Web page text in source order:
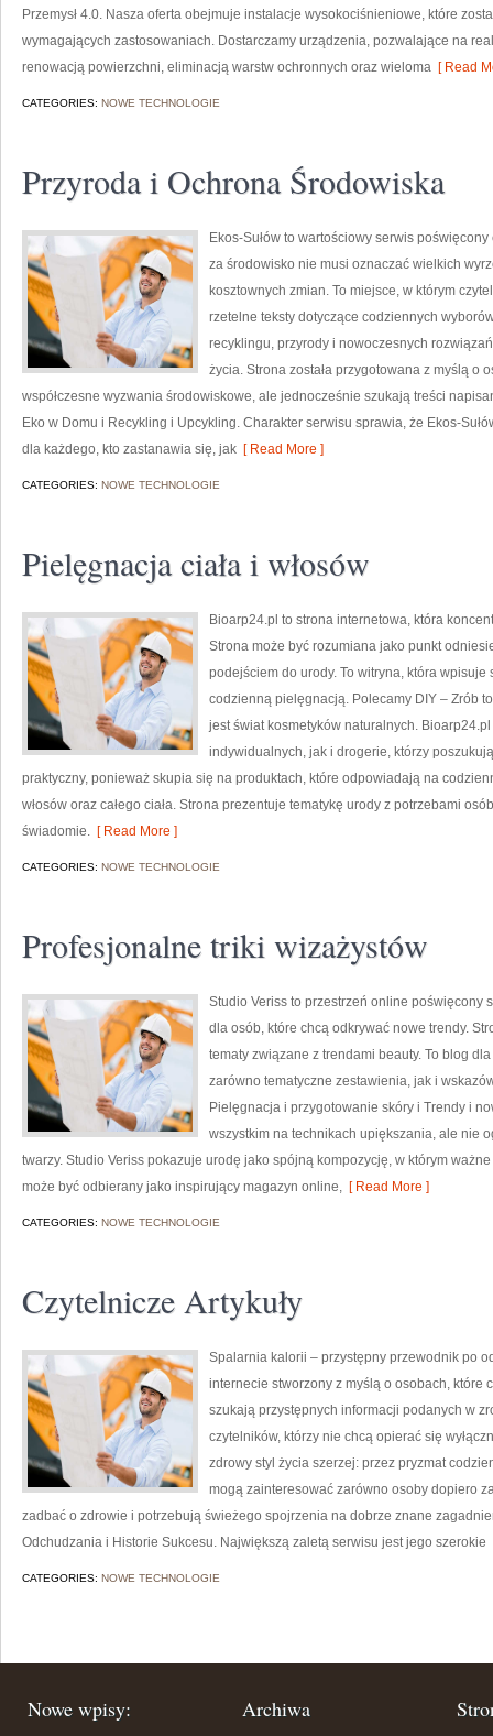
Przemysł 4.0. Nasza oferta obejmuje instalacje wysokociśnieniowe, które
wymagających zastosowaniach. Dostarczamy urządzenia, pozwalające na
renowacją powierzchni, eliminacją warstw ochronnych oraz wieloma [ Read
CATEGORIES: NOWE TECHNOLOGIE
Przyroda i Ochrona Środowiska
Ekos-Sułów to wartościowy serwis
za środowisko nie musi oznaczać wielkich
kosztownych zmian. To miejsce, w którym
rzetelne teksty dotyczące codziennych
recyklingu, przyrody i nowoczesnych
życia. Strona została przygotowana z myślą o
współczesne wyzwania środowiskowe, ale jednocześnie szukają treści
Eko w Domu i Recykling i Upcykling. Charakter serwisu sprawia, że Ekos-
dla każdego, kto zastanawia się, jak [ Read More ]
CATEGORIES: NOWE TECHNOLOGIE
Pielęgnacja ciała i włosów
Bioarp24.pl to strona internetowa, która
Strona może być rozumiana jako punkt
podejściem do urody. To witryna, która
codzienną pielęgnacją. Polecamy DIY – Zrób
jest świat kosmetyków naturalnych.
indywidualnych, jak i drogerie, którzy
praktyczny, ponieważ skupia się na produktach, które odpowiadają na
włosów oraz całego ciała. Strona prezentuje tematykę urody z potrzebami
świadomie. [ Read More ]
CATEGORIES: NOWE TECHNOLOGIE
Profesjonalne triki wizażystów
Studio Veriss to przestrzeń online poświęcony
dla osób, które chcą odkrywać nowe trendy.
tematy związane z trendami beauty. To blog
zarówno tematyczne zestawienia, jak i
Pielęgnacja i przygotowanie skóry i Trendy i
wszystkim na technikach upiększania, ale nie
twarzy. Studio Veriss pokazuje urodę jako spójną kompozycję, w którym
może być odbierany jako inspirujący magazyn online, [ Read More ]
CATEGORIES: NOWE TECHNOLOGIE
Czytelnicze Artykuły
Spalarnia kalorii – przystępny przewodnik po
internecie stworzony z myślą o osobach, które
szukają przystępnych informacji podanych w
czytelników, którzy nie chcą opierać się
zdrowy styl życia szerzej: przez pryzmat
mogą zainteresować zarówno osoby dopiero
zadbać o zdrowie i potrzebują świeżego spojrzenia na dobrze znane
Odchudzania i Historie Sukcesu. Największą zaletą serwisu jest jego szerokie
CATEGORIES: NOWE TECHNOLOGIE
Nowe wpisy: Archiwa